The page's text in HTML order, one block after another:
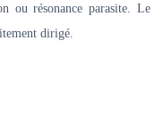
ou résonance parasite. Le
dirigé.